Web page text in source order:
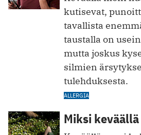
kutisevat,
tavallista
taustalla on
mutta joskus
silmien
tulehduksesta.
ALLERGIA
Miksi